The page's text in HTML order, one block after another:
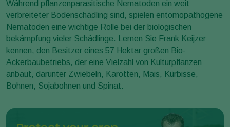
Kontakt
Während pflanzenparasitische Nematoden ein weit
verbreiteter Bodenschädling sind, spielen entomopathogene
Nematoden eine wichtige Rolle bei der biologischen
bekämpfung vieler Schädlinge. Lernen Sie Frank Keijzer
kennen, den Besitzer eines 57 Hektar großen Bio-
Ackerbaubetriebs, der eine Vielzahl von Kulturpflanzen
anbaut, darunter Zwiebeln, Karotten, Mais, Kürbisse,
Bohnen, Sojabohnen und Spinat.